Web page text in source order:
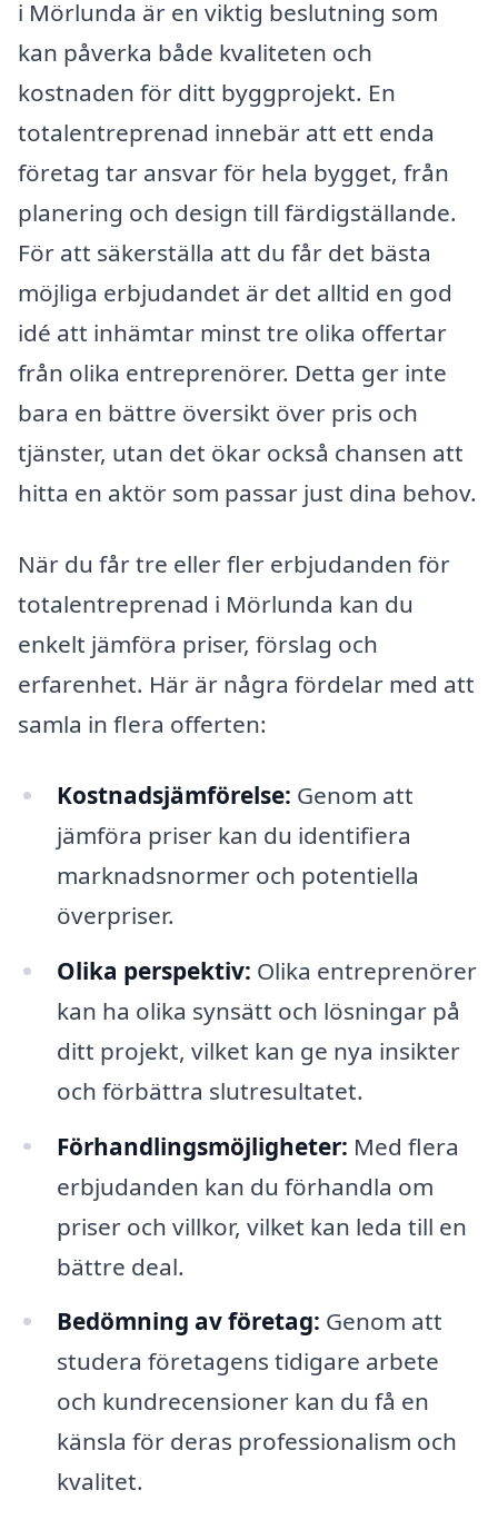
i Mörlunda är en viktig beslutning som
kan påverka både kvaliteten och
kostnaden för ditt byggprojekt. En
totalentreprenad innebär att ett enda
företag tar ansvar för hela bygget, från
planering och design till färdigställande.
För att säkerställa att du får det bästa
möjliga erbjudandet är det alltid en god
idé att inhämtar minst tre olika offertar
från olika entreprenörer. Detta ger inte
bara en bättre översikt över pris och
tjänster, utan det ökar också chansen att
hitta en aktör som passar just dina behov.
När du får tre eller fler erbjudanden för
totalentreprenad i Mörlunda kan du
enkelt jämföra priser, förslag och
erfarenhet. Här är några fördelar med att
samla in flera offerten:
Kostnadsjämförelse: Genom att
jämföra priser kan du identifiera
marknadsnormer och potentiella
överpriser.
Olika perspektiv: Olika entreprenörer
kan ha olika synsätt och lösningar på
ditt projekt, vilket kan ge nya insikter
och förbättra slutresultatet.
Förhandlingsmöjligheter: Med flera
erbjudanden kan du förhandla om
priser och villkor, vilket kan leda till en
bättre deal.
Bedömning av företag: Genom att
studera företagens tidigare arbete
och kundrecensioner kan du få en
känsla för deras professionalism och
kvalitet.